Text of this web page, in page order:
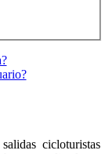
cicloturistas